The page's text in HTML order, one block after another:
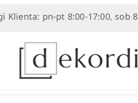
pn-pt 8:00-17:00, sob 8:00-